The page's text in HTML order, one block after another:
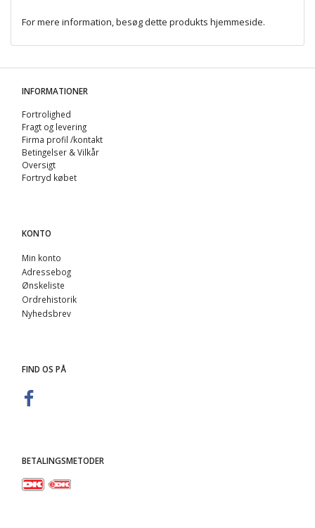
For mere information, besøg dette produkts hjemmeside.
INFORMATIONER
Fortrolighed
Fragt og levering
Firma profil /kontakt
Betingelser & Vilkår
Oversigt
Fortryd købet
KONTO
Min konto
Adressebog
Ønskeliste
Ordrehistorik
Nyhedsbrev
FIND OS PÅ
BETALINGSMETODER